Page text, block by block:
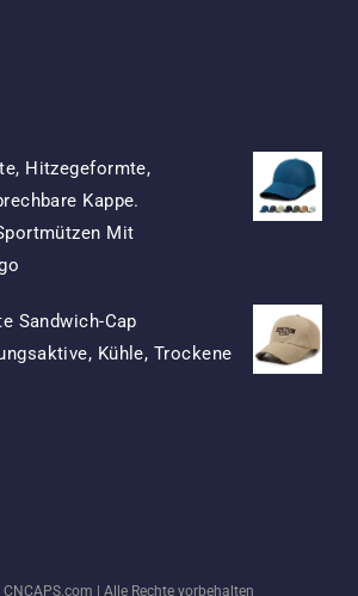
Hitzegeformte,
Kappe.
Mit
War:
$15.50
Ist:
$7.50.
Sandwich-Cap
Kühle, Trockene
CNCAPS.com | Alle Rechte vorbehalten